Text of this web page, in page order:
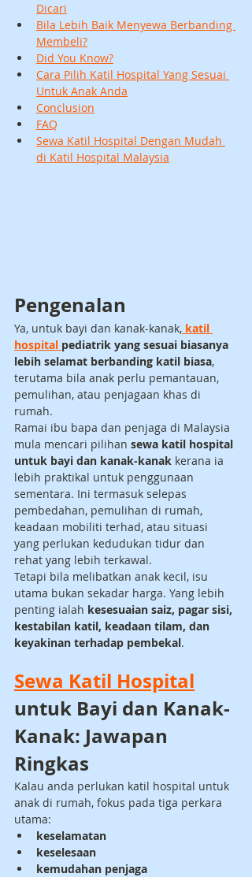
Dicari
Bila Lebih Baik Menyewa Berbanding
Membeli?
Did You Know?
Cara Pilih Katil Hospital Yang Sesuai
Untuk Anak Anda
Conclusion
FAQ
Sewa Katil Hospital Dengan Mudah
di Katil Hospital Malaysia
Pengenalan
Ya, untuk bayi dan kanak-kanak, katil
hospital pediatrik yang sesuai biasanya
lebih selamat berbanding katil biasa,
terutama bila anak perlu pemantauan,
pemulihan, atau penjagaan khas di
rumah.
Ramai ibu bapa dan penjaga di Malaysia
mula mencari pilihan sewa katil hospital
untuk bayi dan kanak-kanak kerana ia
lebih praktikal untuk penggunaan
sementara. Ini termasuk selepas
pembedahan, pemulihan di rumah,
keadaan mobiliti terhad, atau situasi
yang perlukan kedudukan tidur dan
rehat yang lebih terkawal.
Tetapi bila melibatkan anak kecil, isu
utama bukan sekadar harga. Yang lebih
penting ialah kesesuaian saiz, pagar sisi,
kestabilan katil, keadaan tilam, dan
keyakinan terhadap pembekal.
Sewa Katil Hospital
untuk Bayi dan Kanak-
Kanak: Jawapan
Ringkas
Kalau anda perlukan katil hospital untuk
anak di rumah, fokus pada tiga perkara
utama:
keselamatan
keselesaan
kemudahan penjaga